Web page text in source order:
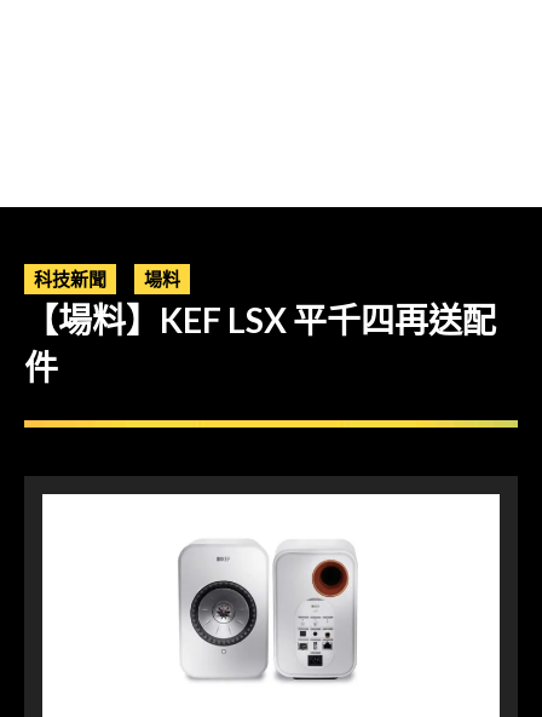
科技新聞 場料
【場料】KEF LSX 平千四再送配
件